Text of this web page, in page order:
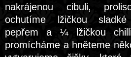
nakrájenou cibuli,
ochutíme lžičkou
pepřem a ¼ lžičkou
promícháme a hněteme